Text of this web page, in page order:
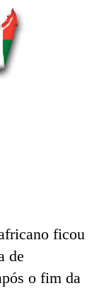
ficou
de
o fim da